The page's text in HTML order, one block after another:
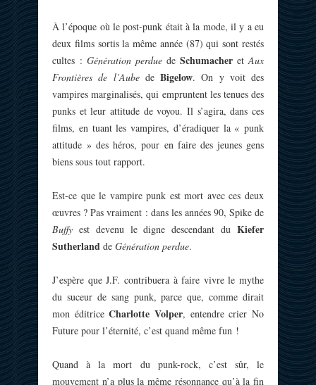
À l’époque où le post-punk était à la mode, il y a eu
deux films sortis la même année (87) qui sont restés
cultes : Génération perdue de Schumacher etAux
Frontières de l’Aubede Bigelow. On y voit des
vampires marginalisés, qui empruntent les tenues des
punks et leur attitude de voyou. Il s’agira, dans ces
films, en tuant les vampires, d’éradiquer la « punk
attitude » des héros, pour en faire des jeunes gens
biens sous tout rapport.
Est-ce que le vampire punk est mort avec ces deux
œuvres ? Pas vraiment : dans les années 90, Spike de
Buffy est devenu le digne descendant du Kiefer
Sutherland de Génération perdue.
J’espère que J.F. contribuera à faire vivre le mythe
du suceur de sang punk, parce que, comme dirait
mon éditriceCharlotte Volper, entendre crier No
Future pour l’éternité, c’est quand même fun !
Quand à la mort du punk-rock, c’est sûr, le
mouvement n’a plus la même résonnance qu’à la fin